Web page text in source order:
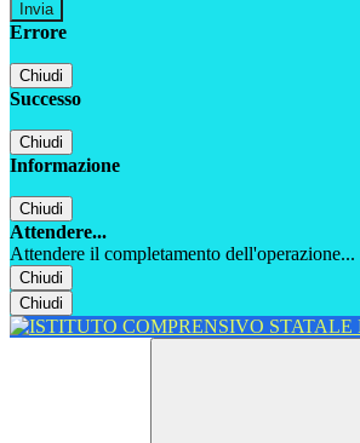
Errore
Chiudi
Successo
Chiudi
Informazione
Chiudi
Attendere...
Attendere il completamento dell'operazione...
Chiudi
Chiudi